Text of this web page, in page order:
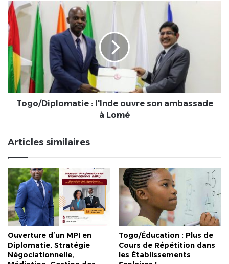
personnes
visées
?
Togo/Diplomatie
:
l'Inde
ouvre
son
ambassade
à
Lomé
Togo/Diplomatie : l'Inde ouvre son ambassade
à Lomé
Articles similaires
Ouverture d’un MPI en
Diplomatie, Stratégie
Négociationnelle,
Togo/Éducation : Plus de
Cours de Répétition dans
les Établissements